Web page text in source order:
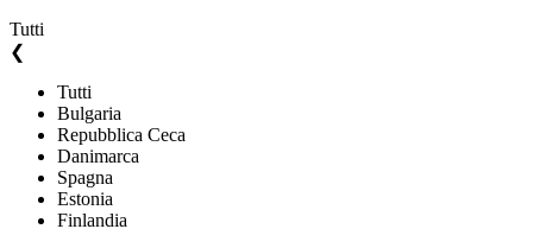
Tutti
❮
Tutti
Bulgaria
Repubblica Ceca
Danimarca
Spagna
Estonia
Finlandia